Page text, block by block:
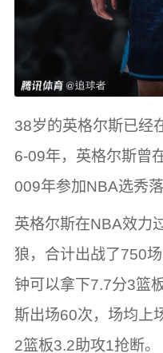
38岁的英格尔斯已经
6-09年，英格尔斯曾
009年参加NBA选秀落
英格尔斯在NBA效力
狼，合计出战了750
钟可以拿下7.7分3篮
斯出场60次，场均上
2篮板3.2助攻1抢断。